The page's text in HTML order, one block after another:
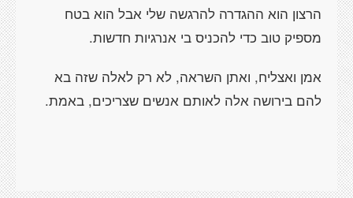
הרצון הוא ההגדרה להרגשה שלי אבל הוא בטח
מספיק טוב כדי להכניס בי אנרגיות חדשות.
אמן ואצליח, ואתן השראה, לא רק לאלה שזה בא
להם בירושה אלה לאותם אנשים שצריכים, באמת.